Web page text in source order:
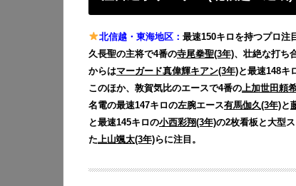
北信越・東海地区：最速150キロを持つプロ注
久長聖の主将で4番の寺尾拳聖(3年)、壮絶な打ち
からはマーガード真偉輝キアン(3年)と最速148キ
このほか、敦賀気比のエースで4番の 上加世田頼
名電の最速147キロの左腕エース有馬伽久(3年)と
と最速145キロの小西彩翔(3年)の2枚看板と大型
た 上山颯太(3年)らに注目。